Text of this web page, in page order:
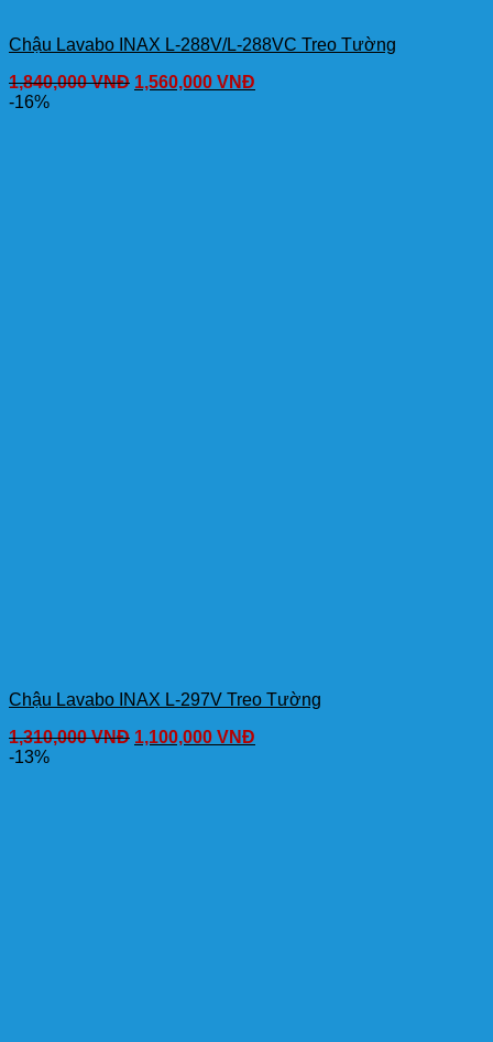
Chậu Lavabo INAX L-288V/L-288VC Treo Tường
1,840,000VNĐ 1,560,000 VNĐ
-16%
Chậu Lavabo INAX L-297V Treo Tường
1,310,000VNĐ 1,100,000 VNĐ
-13%